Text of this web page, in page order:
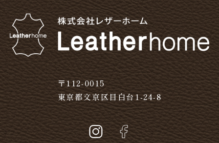
〒112-0015
東京都文京区目白台1-24-8